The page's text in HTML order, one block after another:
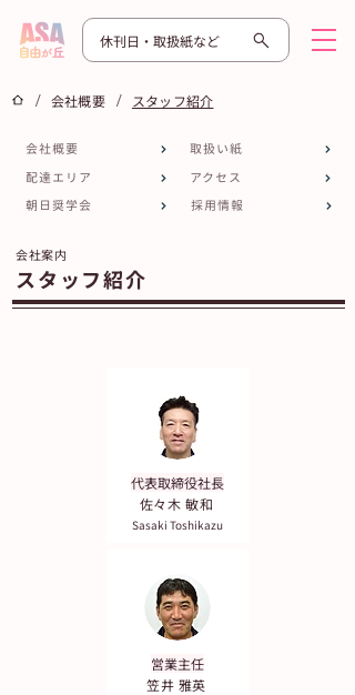
休刊日・取扱紙など
/ 会社概要 / スタッフ紹介
会社概要
配達エリア
朝日奨学会
取扱い紙
アクセス
採用情報
会社案内
スタッフ紹介
代表取締役社長
佐々木 敏和
​Sasaki Toshikazu
営業主任
笠井 雅英